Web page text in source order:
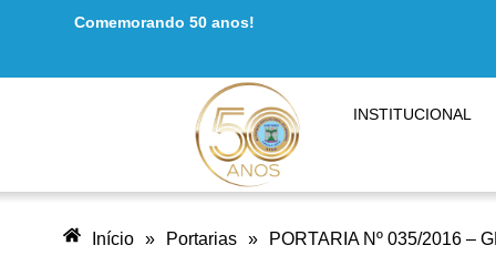
Comemorando 50 anos!
INSTITUCIONAL
Início » Portarias » PORTARIA Nº 035/2016 –